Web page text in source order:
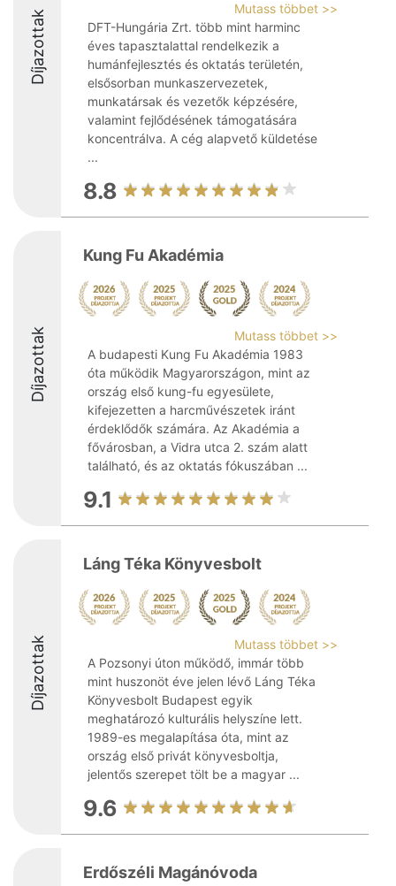
Díjazottak
Mutass többet >>
DFT-Hungária Zrt. több mint harminc
éves tapasztalattal rendelkezik a
humánfejlesztés és oktatás területén,
elsősorban munkaszervezetek,
munkatársak és vezetők képzésére,
valamint fejlődésének támogatására
koncentrálva. A cég alapvető küldetése
...
8.8
Díjazottak
Kung Fu Akadémia
Mutass többet >>
A budapesti Kung Fu Akadémia 1983
óta működik Magyarországon, mint az
ország első kung-fu egyesülete,
kifejezetten a harcművészetek iránt
érdeklődők számára. Az Akadémia a
fővárosban, a Vidra utca 2. szám alatt
található, és az oktatás fókuszában ...
9.1
Díjazottak
Láng Téka Könyvesbolt
Mutass többet >>
A Pozsonyi úton működő, immár több
mint huszonöt éve jelen lévő Láng Téka
Könyvesbolt Budapest egyik
meghatározó kulturális helyszíne lett.
1989-es megalapítása óta, mint az
ország első privát könyvesboltja,
jelentős szerepet tölt be a magyar ...
9.6
Erdőszéli Magánóvoda